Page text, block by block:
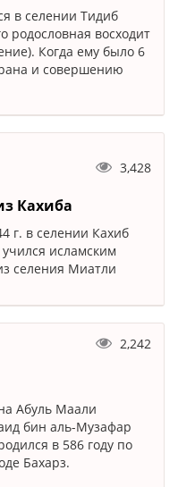
в селении Тидиб
родословная восходит
Когда ему было 6
и совершению
3,428
Кахиба
г. в селении Кахиб
исламским
селения Миатли
2,242
Абуль Маали
бин аль-Музафар
в 586 году по
Бахарз.